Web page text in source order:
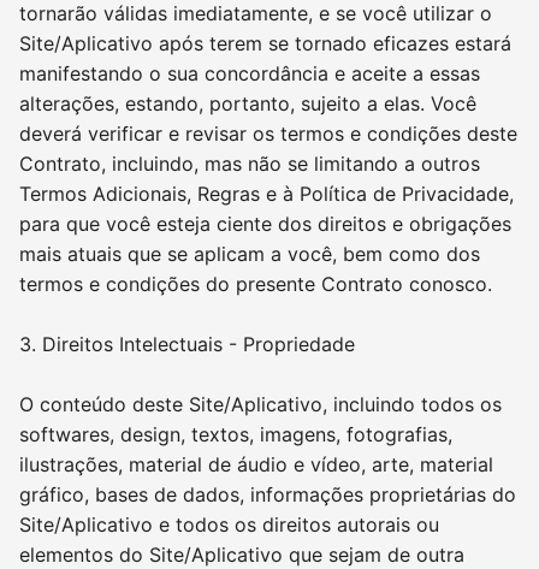
tornarão válidas imediatamente, e se você utilizar o
Site/Aplicativo após terem se tornado eficazes estará
manifestando o sua concordância e aceite a essas
alterações, estando, portanto, sujeito a elas. Você
deverá verificar e revisar os termos e condições deste
Contrato, incluindo, mas não se limitando a outros
Termos Adicionais, Regras e à Política de Privacidade,
para que você esteja ciente dos direitos e obrigações
mais atuais que se aplicam a você, bem como dos
termos e condições do presente Contrato conosco.
3. Direitos Intelectuais - Propriedade
O conteúdo deste Site/Aplicativo, incluindo todos os
softwares, design, textos, imagens, fotografias,
ilustrações, material de áudio e vídeo, arte, material
gráfico, bases de dados, informações proprietárias do
Site/Aplicativo e todos os direitos autorais ou
elementos do Site/Aplicativo que sejam de outra